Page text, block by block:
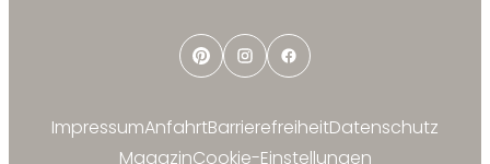
PinterestInstagramFacebook
ImpressumAnfahrtBarrierefreiheitDatenschutz
MagazinCookie-Einstellungen